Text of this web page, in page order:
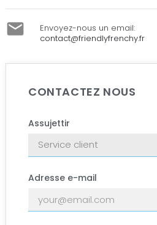

Envoyez-nous un email:
contact@friendlyfrenchy.fr
CONTACTEZ NOUS
Assujettir
Adresse e-mail